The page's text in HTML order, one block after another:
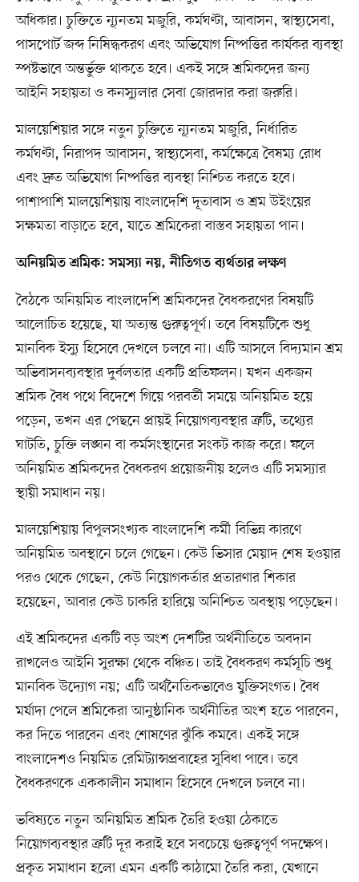
অধিকার। চুক্তিতে ন্যূনতম মজুরি, কর্মঘণ্টা, আবাসন, স্বাস্থ্যসেবা,
পাসপোর্ট জব্দ নিষিদ্ধকরণ এবং অভিযোগ নিষ্পত্তির কার্যকর ব্যবস্থা
স্পষ্টভাবে অন্তর্ভুক্ত থাকতে হবে। একই সঙ্গে শ্রমিকদের জন্য
আইনি সহায়তা ও কনস্যুলার সেবা জোরদার করা জরুরি।
মালয়েশিয়ার সঙ্গে নতুন চুক্তিতে ন্যূনতম মজুরি, নির্ধারিত
কর্মঘণ্টা, নিরাপদ আবাসন, স্বাস্থ্যসেবা, কর্মক্ষেত্রে বৈষম্য রোধ
এবং দ্রুত অভিযোগ নিষ্পত্তির ব্যবস্থা নিশ্চিত করতে হবে।
পাশাপাশি মালয়েশিয়ায় বাংলাদেশি দূতাবাস ও শ্রম উইংয়ের
সক্ষমতা বাড়াতে হবে, যাতে শ্রমিকেরা বাস্তব সহায়তা পান।
অনিয়মিত শ্রমিক: সমস্যা নয়, নীতিগত ব্যর্থতার লক্ষণ
বৈঠকে অনিয়মিত বাংলাদেশি শ্রমিকদের বৈধকরণের বিষয়টি
আলোচিত হয়েছে, যা অত্যন্ত গুরুত্বপূর্ণ। তবে বিষয়টিকে শুধু
মানবিক ইস্যু হিসেবে দেখলে চলবে না। এটি আসলে বিদ্যমান শ্রম
অভিবাসনব্যবস্থার দুর্বলতার একটি প্রতিফলন। যখন একজন
শ্রমিক বৈধ পথে বিদেশে গিয়ে পরবর্তী সময়ে অনিয়মিত হয়ে
পড়েন, তখন এর পেছনে প্রায়ই নিয়োগব্যবস্থার ত্রুটি, তথ্যের
ঘাটতি, চুক্তি লঙ্ঘন বা কর্মসংস্থানের সংকট কাজ করে। ফলে
অনিয়মিত শ্রমিকদের বৈধকরণ প্রয়োজনীয় হলেও এটি সমস্যার
স্থায়ী সমাধান নয়।
মালয়েশিয়ায় বিপুলসংখ্যক বাংলাদেশি কর্মী বিভিন্ন কারণে
অনিয়মিত অবস্থানে চলে গেছেন। কেউ ভিসার মেয়াদ শেষ হওয়ার
পরও থেকে গেছেন, কেউ নিয়োগকর্তার প্রতারণার শিকার
হয়েছেন, আবার কেউ চাকরি হারিয়ে অনিশ্চিত অবস্থায় পড়েছেন।
এই শ্রমিকদের একটি বড় অংশ দেশটির অর্থনীতিতে অবদান
রাখলেও আইনি সুরক্ষা থেকে বঞ্চিত। তাই বৈধকরণ কর্মসূচি শুধু
মানবিক উদ্যোগ নয়; এটি অর্থনৈতিকভাবেও যুক্তিসংগত। বৈধ
মর্যাদা পেলে শ্রমিকেরা আনুষ্ঠানিক অর্থনীতির অংশ হতে পারবেন,
কর দিতে পারবেন এবং শোষণের ঝুঁকি কমবে। একই সঙ্গে
বাংলাদেশও নিয়মিত রেমিট্যান্সপ্রবাহের সুবিধা পাবে। তবে
বৈধকরণকে এককালীন সমাধান হিসেবে দেখলে চলবে না।
ভবিষ্যতে নতুন অনিয়মিত শ্রমিক তৈরি হওয়া ঠেকাতে
নিয়োগব্যবস্থার ত্রুটি দূর করাই হবে সবচেয়ে গুরুত্বপূর্ণ পদক্ষেপ।
প্রকৃত সমাধান হলো এমন একটি কাঠামো তৈরি করা, যেখানে